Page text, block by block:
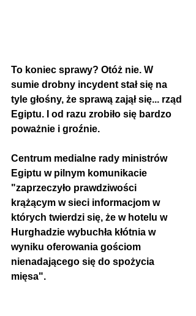
To koniec sprawy? Otóż nie. W
sumie drobny incydent stał się na
tyle głośny, że sprawą zajął się... rząd
Egiptu. I od razu zrobiło się bardzo
poważnie i groźnie.
Centrum medialne rady ministrów
Egiptu w pilnym komunikacie
"zaprzeczyło prawdziwości
krążącym w sieci informacjom w
których twierdzi się, że w hotelu w
Hurghadzie wybuchła kłótnia w
wyniku oferowania gościom
nienadającego się do spożycia
mięsa".